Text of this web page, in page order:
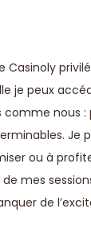
Casinoly
je peux
nous
ou à
mes
de